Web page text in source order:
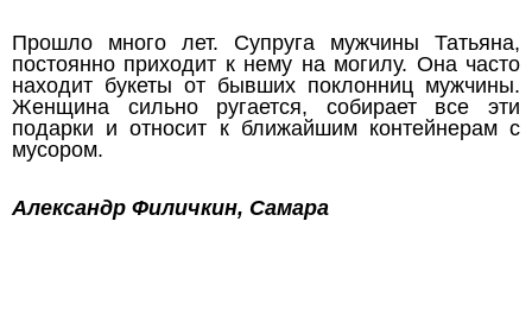
Прошло много лет. Супруга мужчины Татьяна,
постоянно приходит к нему на могилу. Она часто
находит букеты от бывших поклонниц мужчины.
Женщина сильно ругается, собирает все эти
подарки и относит к ближайшим контейнерам с
мусором.
Александр Филичкин, Самара